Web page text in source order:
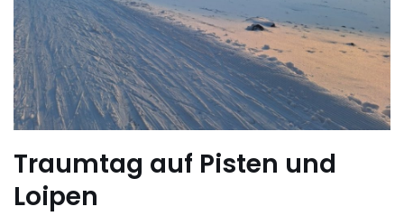
Traumtag auf Pisten und
Loipen